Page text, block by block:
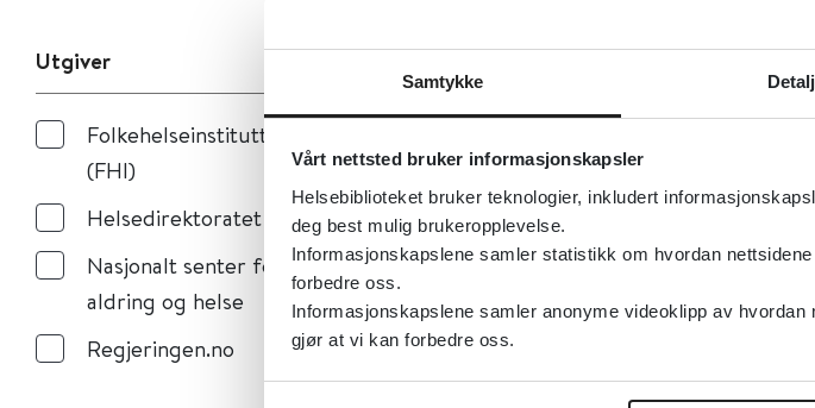
Samtykke
Vårt nettsted bruker informasjonskapsler
Helsebiblioteket bruker teknologier, inkludert
deg best mulig brukeropplevelse.
Informasjonskapslene samler statistikk om hvordan
forbedre oss.
Informasjonskapslene samler anonyme videoklipp av
gjør at vi kan forbedre oss.
Utgiver
Folkehelseinstituttet
(FHI)
Helsedirektoratet
Nasjonalt senter for
aldring og helse
Regjeringen.no